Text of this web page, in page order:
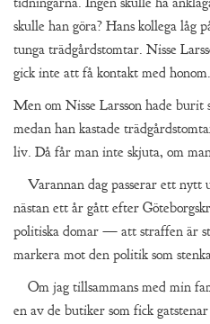
skulle han göra? Hans kollega låg
tunga trädgårdstomtar. Nisse
gick inte att få kontakt med
Men om Nisse Larsson hade burit
medan han kastade
liv. Då får man inte skjuta, om
Varannan dag passerar ett
nästan ett år gått efter
politiska domar — att straffen är
markera mot den politik som
Om jag tillsammans med min
en av de butiker som fick